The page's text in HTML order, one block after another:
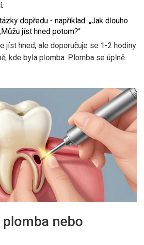
dopředu - například: „Jak dlouho
jíst hned potom?“
jíst hned, ale doporučuje se 1-2 hodiny
kde byla plomba. Plomba se úplně
plomba nebo